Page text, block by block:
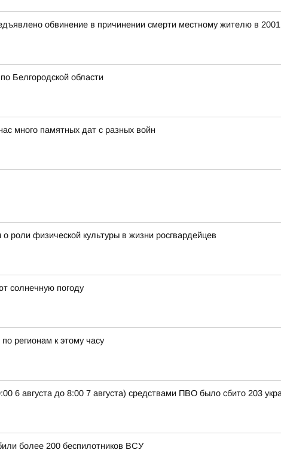
обвинение в причинении смерти местному жителю в 2001
Белгородской области
памятных дат с разных войн
роли физической культуры в жизни росгвардейцев
солнечную погоду
регионам к этому часу
6 августа до 8:00 7 августа) средствами ПВО было сбито 203
более 200 беспилотников ВСУ